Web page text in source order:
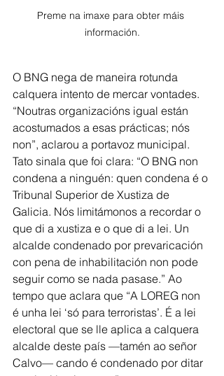
Preme na imaxe para obter máis
información.
O BNG nega de maneira rotunda
calquera intento de mercar vontades.
“Noutras organizacións igual están
acostumados a esas prácticas; nós
non”, aclarou a portavoz municipal.
Tato sinala que foi clara: “O BNG non
condena a ninguén: quen condena é o
Tribunal Superior de Xustiza de
Galicia. Nós limitámonos a recordar o
que di a xustiza e o que di a lei. Un
alcalde condenado por prevaricación
con pena de inhabilitación non pode
seguir como se nada pasase.” Ao
tempo que aclara que “A LOREG non
é unha lei ‘só para terroristas’. É a lei
electoral que se lle aplica a calquera
alcalde deste país —tamén ao señor
Calvo— cando é condenado por ditar